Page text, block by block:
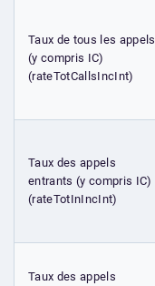
Taux de tous les appels
(y compris IC)
(rateTotCallsIncInt)
Taux des appels
entrants (y compris IC)
(rateTotInIncInt)
Taux des appels